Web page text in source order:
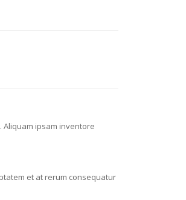
Aliquam ipsam inventore
et at rerum consequatur